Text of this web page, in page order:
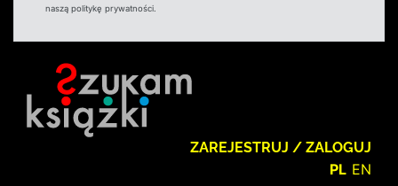
naszą politykę prywatności.
ZAREJESTRUJ / ZALOGUJ
PL EN